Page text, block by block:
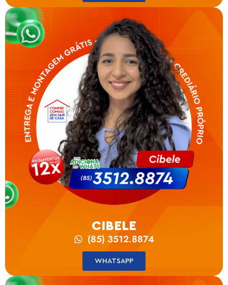
CIBELE
(85) 3512.8874
WHATSAPP